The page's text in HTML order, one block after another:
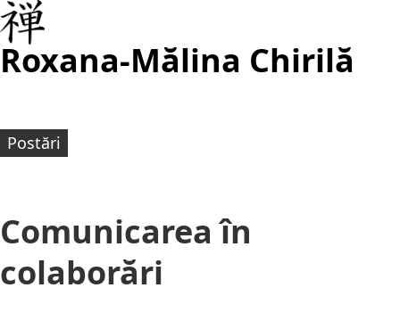
Roxana-Mălina Chirilă
Postări
Comunicarea în
colaborări